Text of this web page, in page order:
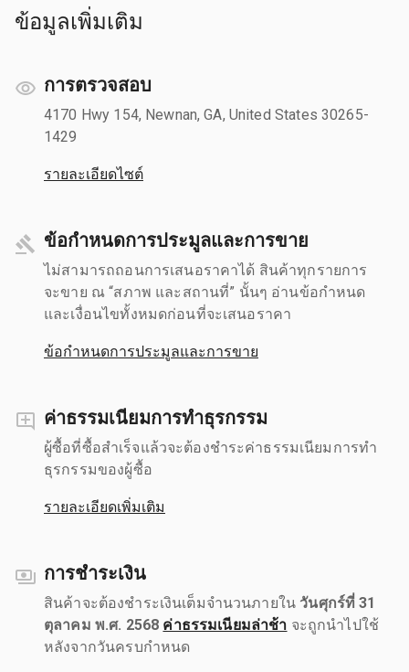
ข้อมูลเพิ่มเติม
การตรวจสอบ
4170 Hwy 154, Newnan, GA, United States 30265-
1429
รายละเอียดไซต์
ข้อกำหนดการประมูลและการขาย
ไม่สามารถถอนการเสนอราคาได้ สินค้าทุกรายการ
จะขาย ณ “สภาพ และสถานที่” นั้นๆ อ่านข้อกำหนด
และเงื่อนไขทั้งหมดก่อนที่จะเสนอราคา
ข้อกำหนดการประมูลและการขาย
ค่าธรรมเนียมการทำธุรกรรม
ผู้ซื้อที่ซื้อสำเร็จแล้วจะต้องชำระค่าธรรมเนียมการทำ
ธุรกรรมของผู้ซื้อ
รายละเอียดเพิ่มเติม
การชำระเงิน
สินค้าจะต้องชำระเงินเต็มจำนวนภายใน วันศุกร์ที่ 31
ตุลาคม พ.ศ. 2568 ค่าธรรมเนียมล่าช้า จะถูกนำไปใช้
หลังจากวันครบกำหนด